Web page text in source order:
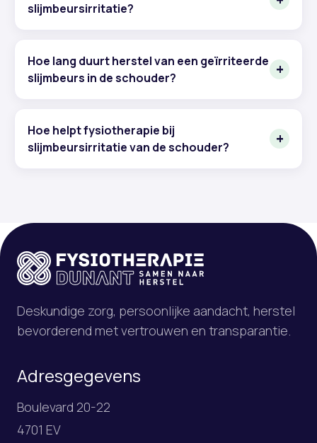
slijmbeursirritatie?
Hoe lang duurt herstel van een geïrriteerde
slijmbeurs in de schouder?
Hoe helpt fysiotherapie bij
slijmbeursirritatie van de schouder?
Deskundige zorg, persoonlijke aandacht, herstel
bevorderend met vertrouwen en transparantie.
Adresgegevens
Boulevard 20-22
4701 EV